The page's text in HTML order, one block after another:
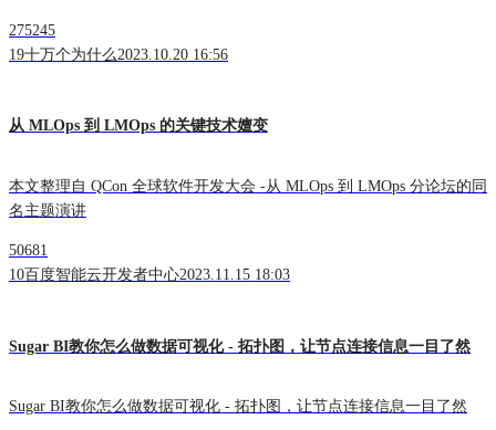
275245
19十万个为什么 2023.10.20 16:56
从 MLOps 到 LMOps 的关键技术嬗变
本文整理自 QCon 全球软件开发大会 -从 MLOps 到 LMOps 分论坛的同
名主题演讲
50681
10百度智能云开发者中心2023.11.15 18:03
Sugar BI教你怎么做数据可视化 - 拓扑图，让节点连接信息一目了然
Sugar BI教你怎么做数据可视化 - 拓扑图，让节点连接信息一目了然